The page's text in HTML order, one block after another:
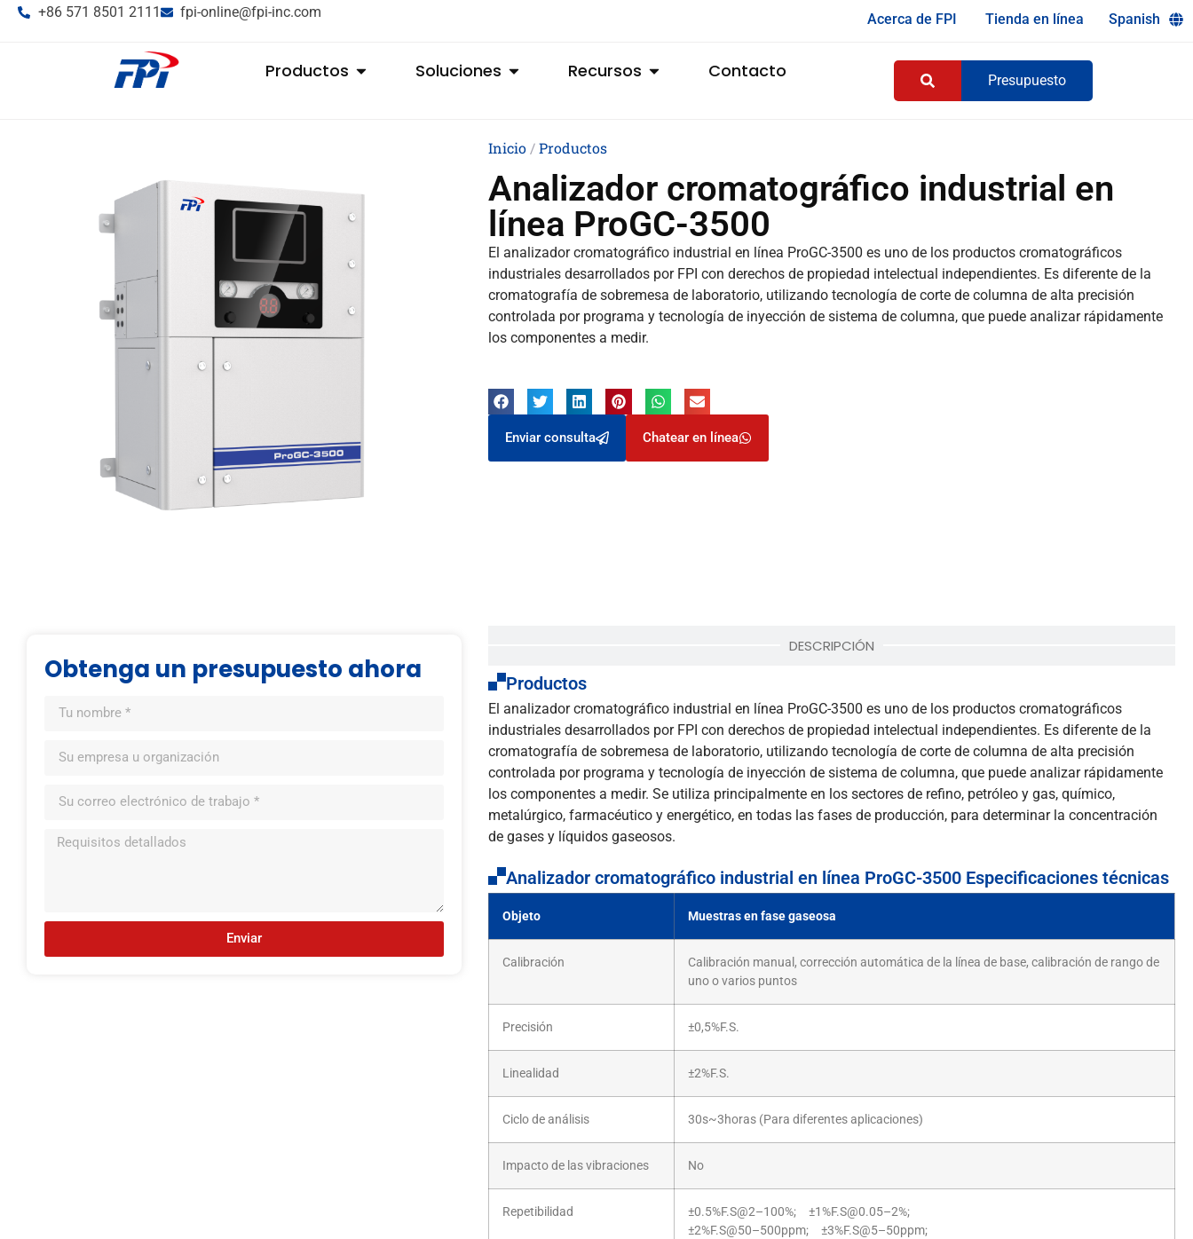
+86 571 8501 2111 fpi-online@fpi-inc.com Acerca de FPI Tienda en línea Spanish
Productos Soluciones Recursos Contacto Presupuesto
Inicio/Productos
Analizador cromatográfico industrial en
línea ProGC-3500
El analizador cromatográfico industrial en línea ProGC-3500 es uno de los productos cromatográficos
industriales desarrollados por FPI con derechos de propiedad intelectual independientes. Es diferente de la
cromatografía de sobremesa de laboratorio, utilizando tecnología de corte de columna de alta precisión
controlada por programa y tecnología de inyección de sistema de columna, que puede analizar rápidamente
los componentes a medir.
Enviar consulta Chatear en línea
Obtenga un presupuesto ahora
Enviar
DESCRIPCIÓN
Productos
El analizador cromatográfico industrial en línea ProGC-3500 es uno de los productos cromatográficos
industriales desarrollados por FPI con derechos de propiedad intelectual independientes. Es diferente de la
cromatografía de sobremesa de laboratorio, utilizando tecnología de corte de columna de alta precisión
controlada por programa y tecnología de inyección de sistema de columna, que puede analizar rápidamente
los componentes a medir. Se utiliza principalmente en los sectores de refino, petróleo y gas, químico,
metalúrgico, farmacéutico y energético, en todas las fases de producción, para determinar la concentración
de gases y líquidos gaseosos.
Analizador cromatográfico industrial en línea ProGC-3500 Especificaciones técnicas
Objeto Muestras en fase gaseosa
Calibración
Calibración manual, corrección automática de la línea de base, calibración de rango de
uno o varios puntos
Precisión ±0,5%F.S.
Linealidad ±2%F.S.
Ciclo de análisis 30s~3horas (Para diferentes aplicaciones)
Impacto de las vibraciones No
Repetibilidad
±0.5%F.S@2–100%; ±1%F.S@0.05–2%;
±2%F.S@50–500ppm; ±3%F.S@5–50ppm;